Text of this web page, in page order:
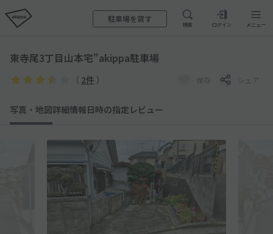
駐車場を貸す
検索 ログイン メニュー
東寺尾3丁目山本宅"akippa駐車場
（ 2件 ） 保存 シェア
写真・地図詳細情報日時の指定 レビュー